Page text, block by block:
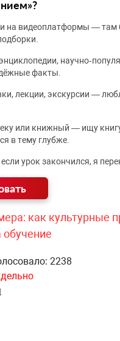
и на видеоплатформы — там
факты.
лекции, экскурсии —
или книжный — ищу
в тему глубже.
урок закончился, я
как культурные
2238